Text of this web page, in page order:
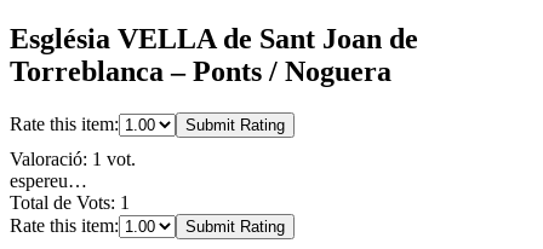
Església VELLA de Sant Joan de
Torreblanca – Ponts / Noguera
Rate this item: Submit Rating
Valoració: 1 vot.
espereu…
Total de Vots: 1
Rate this item:
Submit Rating